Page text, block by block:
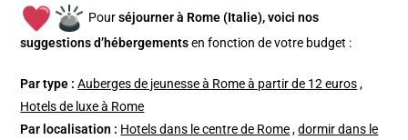
Pourséjourner à Rome (Italie), voici nos
suggestions d’hébergements en fonction de votre budget :
Par type :Auberges de jeunesse à Rome à partir de 12 euros,
Hotels de luxe à Rome
Par localisation : Hotels dans le centre de Rome,dormir dans le